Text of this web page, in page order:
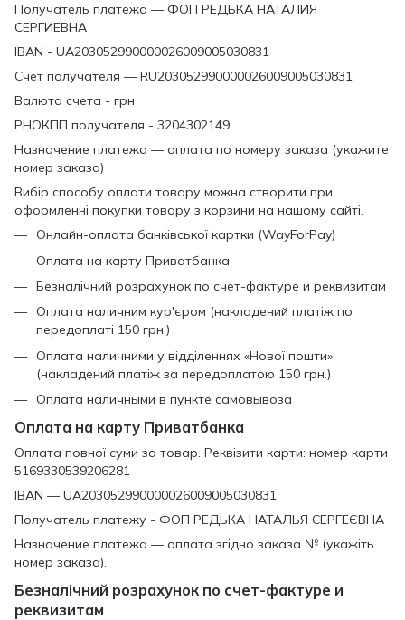
Получатель платежа — ФОП РЕДЬКА НАТАЛИЯ
СЕРГИЕВНА
IBAN - UA203052990000026009005030831
Счет получателя — RU203052990000026009005030831
Валюта счета - грн
РНОКПП получателя - 3204302149
Назначение платежа — оплата по номеру заказа (укажите
номер заказа)
Вибір способу оплати товару можна створити при
оформленні покупки товару з корзини на нашому сайті.
Онлайн-оплата банківської картки (WayForPay)
Оплата на карту Приватбанка
Безналічний розрахунок по счет-фактуре и реквизитам
Оплата наличним кур'єром (накладений платіж по
передоплаті 150 грн.)
Оплата наличними у відділеннях «Нової пошти»
(накладений платіж за передоплатою 150 грн.)
Оплата наличными в пункте самовывоза
Оплата на карту Приватбанка
Оплата повної суми за товар. Реквізити карти: номер карти
5169330539206281
IBAN — UA203052990000026009005030831
Получатель платежу - ФОП РЕДЬКА НАТАЛЬЯ СЕРГЕЄВНА
Назначение платежа — оплата згідно заказа № (укажіть
номер заказа).
Безналічний розрахунок по счет-фактуре и
реквизитам